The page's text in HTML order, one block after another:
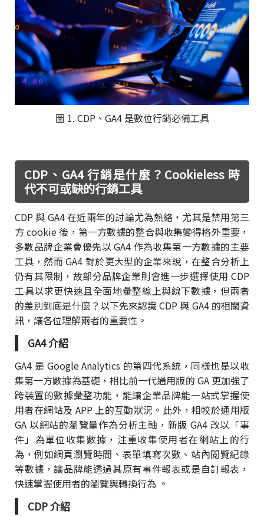
圖 1. CDP、GA4 是數位行銷必備工具
CDP、GA4 行銷是什麼？Cookieless 時
代不可或缺的行銷工具
CDP 與 GA4 在近兩年的討論尤為熱絡，尤其是禁用第三
方 cookie 後，第一方數據的整合與收集變得格外重要，
多數品牌企業會優先以 GA4 作為收集第一方數據的主要
工具，然而 GA4 對於更大型的企業來說，在整合分析上
仍有其限制，故部分品牌企業則會進一步選擇使用 CDP
工具以求更快速且全面地彙整線上與線下數據，但兩者
的差別到底是什麼？以下先來認識 CDP 與 GA4 的相關資
訊，讓各位理解兩者的重要性。
GA4 介紹
GA4 是 Google Analytics 的第四代系統，同樣也是以收
集第一方數據為基礎，相比前一代通用版的 GA 更加強了
跨裝置的數據彙整功能，能讓企業品牌能一站式掌握使
用者在網站及 APP 上的互動狀況。此外，相較於通用版
GA 以網站的瀏覽量作為分析主軸，新版 GA4 改以「事
件」為單位收集數據，注重收集使用者在網站上的行
為，例如網頁瀏覽時間、表單填寫次數、站內閱覽紀錄
等數據，讓品牌能透過其原有事件報表或是自訂報表，
快速掌握使用者的瀏覽與轉換行為 。
CDP 介紹